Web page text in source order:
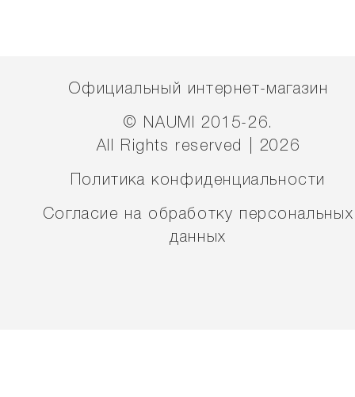
Официальный интернет-магазин
© NAUMI 2015-26.
All Rights reserved | 2026
Политика конфиденциальности
Согласие на обработку персональных
данных